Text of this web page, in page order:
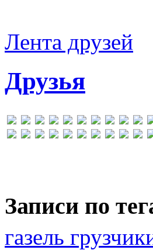
Лента друзей
Друзья
Записи по
газель